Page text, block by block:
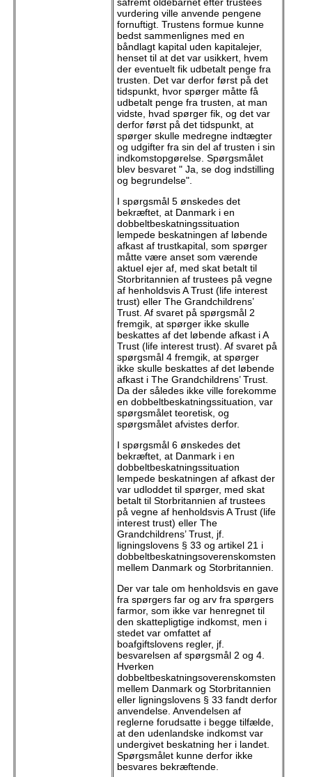
vurdering ville anvende pengene
fornuftigt. Trustens formue kunne
bedst sammenlignes med en
båndlagt kapital uden kapitalejer,
henset til at det var usikkert, hvem
der eventuelt fik udbetalt penge fra
trusten. Det var derfor først på det
tidspunkt, hvor spørger måtte få
udbetalt penge fra trusten, at man
vidste, hvad spørger fik, og det var
derfor først på det tidspunkt, at
spørger skulle medregne indtægter
og udgifter fra sin del af trusten i sin
indkomstopgørelse. Spørgsmålet
blev besvaret " Ja, se dog indstilling
og begrundelse".
I spørgsmål 5 ønskedes det
bekræftet, at Danmark i en
dobbeltbeskatningssituation
lempede beskatningen af løbende
afkast af trustkapital, som spørger
måtte være anset som værende
aktuel ejer af, med skat betalt til
Storbritannien af trustees på vegne
af henholdsvis A Trust (life interest
trust) eller The Grandchildrens’
Trust. Af svaret på spørgsmål 2
fremgik, at spørger ikke skulle
beskattes af det løbende afkast i A
Trust (life interest trust). Af svaret på
spørgsmål 4 fremgik, at spørger
ikke skulle beskattes af det løbende
afkast i The Grandchildrens’ Trust.
Da der således ikke ville forekomme
en dobbeltbeskatningssituation, var
spørgsmålet teoretisk, og
spørgsmålet afvistes derfor.
I spørgsmål 6 ønskedes det
bekræftet, at Danmark i en
dobbeltbeskatningssituation
lempede beskatningen af afkast der
var udloddet til spørger, med skat
betalt til Storbritannien af trustees
på vegne af henholdsvis A Trust (life
interest trust) eller The
Grandchildrens’ Trust, jf.
ligningslovens § 33 og artikel 21 i
dobbeltbeskatningsoverenskomsten
mellem Danmark og Storbritannien.
Der var tale om henholdsvis en gave
fra spørgers far og arv fra spørgers
farmor, som ikke var henregnet til
den skattepligtige indkomst, men i
stedet var omfattet af
boafgiftslovens regler, jf.
besvarelsen af spørgsmål 2 og 4.
Hverken
dobbeltbeskatningsoverenskomsten
mellem Danmark og Storbritannien
eller ligningslovens § 33 fandt derfor
anvendelse. Anvendelsen af
reglerne forudsatte i begge tilfælde,
at den udenlandske indkomst var
undergivet beskatning her i landet.
Spørgsmålet kunne derfor ikke
besvares bekræftende.